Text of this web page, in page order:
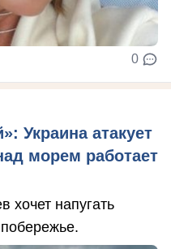
0
Украина атакует
морем работает
хочет напугать